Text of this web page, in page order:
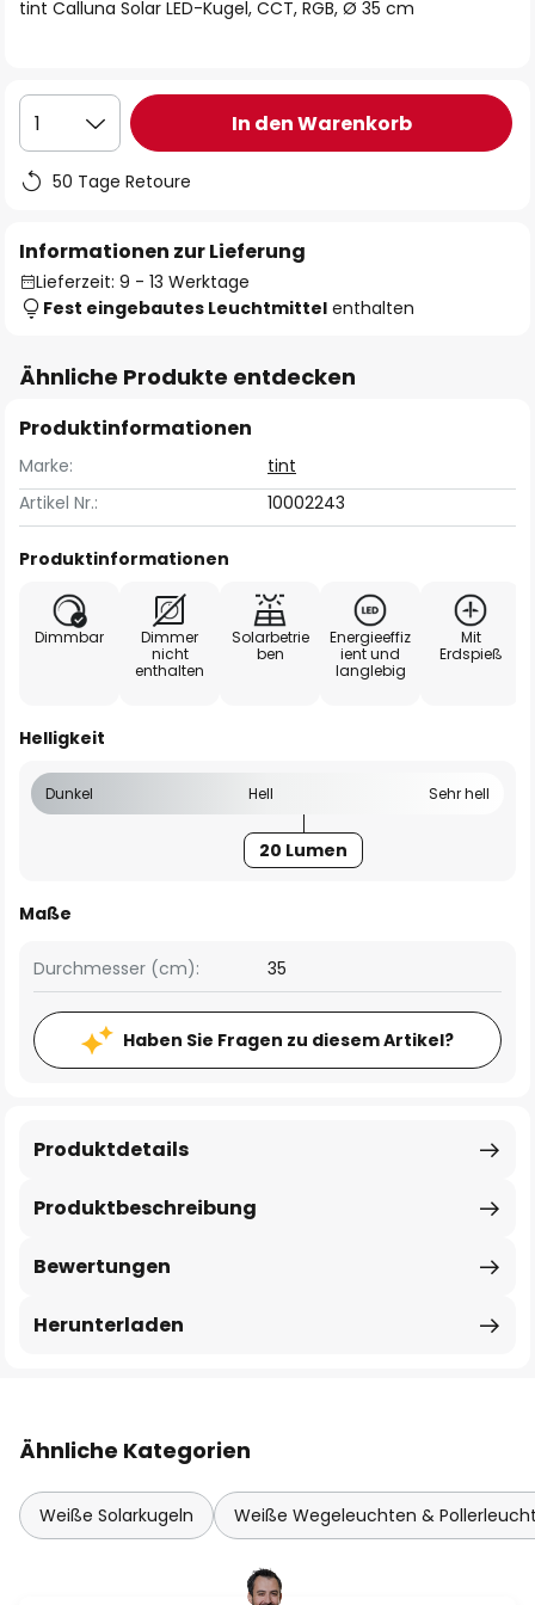
tint Calluna Solar LED-Kugel, CCT, RGB, Ø 35 cm
1 In den Warenkorb
50 Tage Retoure
Informationen zur Lieferung
Lieferzeit: 9 - 13 Werktage
Fest eingebautes Leuchtmittel enthalten
Ähnliche Produkte entdecken
Produktinformationen
Marke:
tint
Artikel Nr.:
10002243
Produktinformationen
Dimmbar
Dimmer
nicht
enthalten
Solarbetrie
ben
Energieeffiz
ient und
langlebig
Mit
Erdspieß
Helligkeit
Dunkel Hell Sehr hell
20 Lumen
Maße
Durchmesser (cm): 35
Haben Sie Fragen zu diesem Artikel?
Produktbeschreibung
Produktdetails
Bewertungen
Herunterladen
Ähnliche Kategorien
Weiße Solarkugeln Weiße Wegeleuchten &